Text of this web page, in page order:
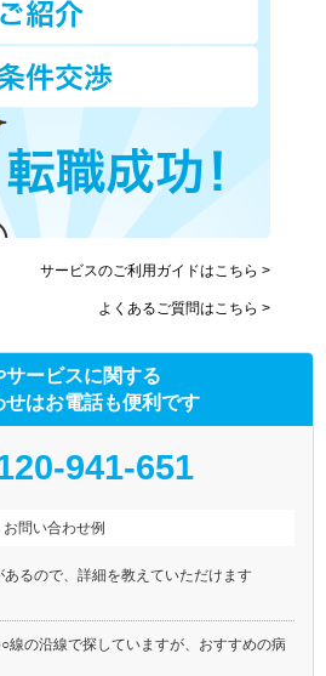
サービスのご利用ガイドはこちら >
よくあるご質問はこちら >
サービスに関する
せはお電話も便利です
941-651
お問い合わせ例
あるので、詳細を教えていただけます
線の沿線で探していますが、おすすめの病